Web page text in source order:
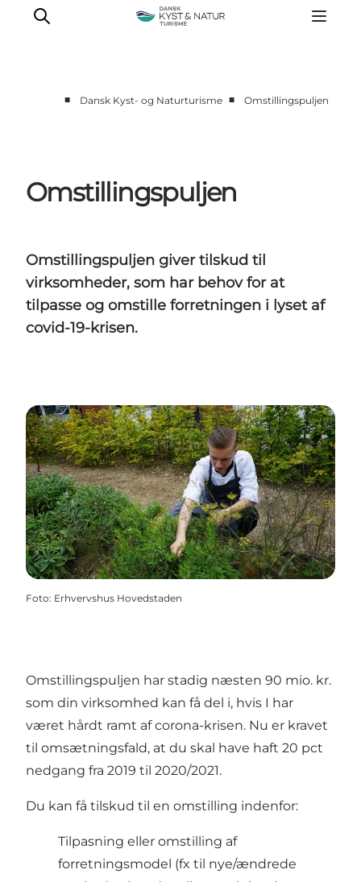
Vidensbank
Om os
■ Dansk Kyst- og Naturturisme ■ Omstillingspuljen
Omstillingspuljen
Omstillingspuljen giver tilskud til
virksomheder, som har behov for at
tilpasse og omstille forretningen i lyset af
covid-19-krisen.
Foto: Erhvervshus Hovedstaden
Omstillingspuljen har stadig næsten 90 mio. kr.
som din virksomhed kan få del i, hvis I har
været hårdt ramt af corona-krisen. Nu er kravet
til omsætningsfald, at du skal have haft 20 pct
nedgang fra 2019 til 2020/2021.
Du kan få tilskud til en omstilling indenfor:
Tilpasning eller omstilling af
forretningsmodel (fx til nye/ændrede